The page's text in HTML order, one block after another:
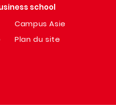
school
Campus Asie
Plan du site